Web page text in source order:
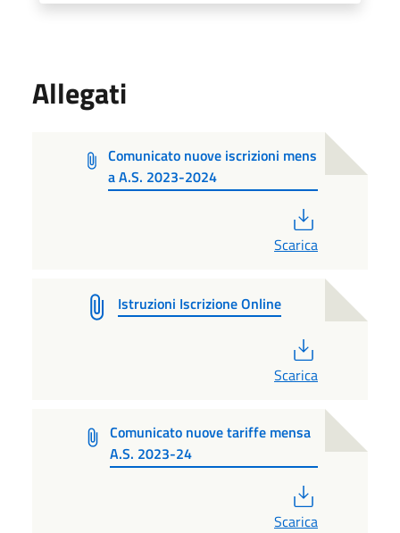
Allegati
Comunicato nuove iscrizioni mens
a A.S. 2023-2024
Scarica
Istruzioni Iscrizione Online
Scarica
Comunicato nuove tariffe mensa
A.S. 2023-24
Scarica